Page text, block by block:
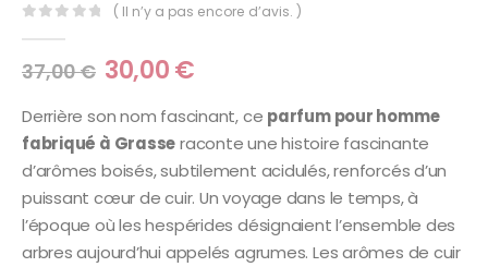
( Il n’y a pas encore d’avis. )
37,00€ 30,00€
Derrière son nom fascinant, ce parfum pour homme
fabriqué à Grasseraconte une histoire fascinante
d’arômes boisés, subtilement acidulés, renforcés d’un
puissant cœur de cuir. Un voyage dans le temps, à
l’époque où les hespérides désignaient l’ensemble des
arbres aujourd’hui appelés agrumes. Les arômes de cuir